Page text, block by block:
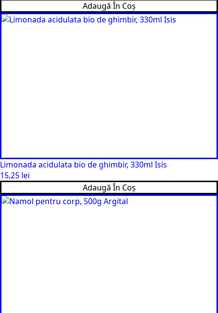
Adaugă În Coș
Limonada acidulata bio de ghimbir, 330ml Isis
15,25 lei
Adaugă În Coș